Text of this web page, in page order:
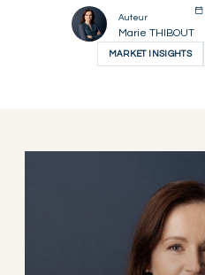
Auteur
Marie THIBOUT
MARKET INSIGHTS